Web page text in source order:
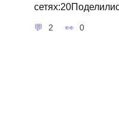
2 0